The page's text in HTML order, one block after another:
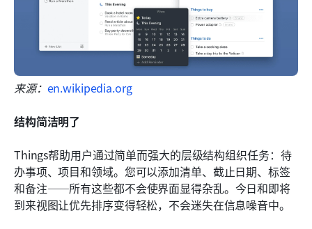
来源： en.wikipedia.org
结构简洁明了
Things帮助用户通过简单而强大的层级结构组织任务：待
办事项、项目和领域。您可以添加清单、截止日期、标签
和备注——所有这些都不会使界面显得杂乱。今日和即将
到来视图让优先排序变得轻松，不会迷失在信息噪音中。